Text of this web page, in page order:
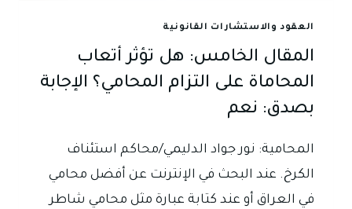
العقود والاستشارات القانونية
المقال الخامس: هل تؤثر أتعاب
المحاماة على التزام المحامي؟ الإجابة
بصدق: نعم
المحامية: نور جواد الدليمي/محاكم استئناف
الكرخ. عند البحث في الإنترنت عن أفضل محامي
في العراق أو عند كتابة عبارة مثل محامي شاطر